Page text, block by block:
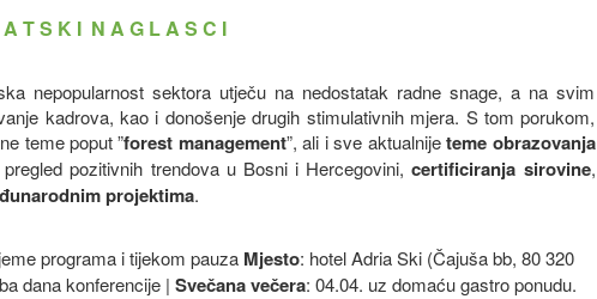
A T S K I N A G L A S C I
nepopularnost sektora utječu na nedostatak radne snage, a na svim
kadrova, kao i donošenje drugih stimulativnih mjera. S tom porukom,
teme poput ”forest management”, ali i sve aktualnijeteme obrazovanja
pozitivnih trendova u Bosni i Hercegovini,certificiranja sirovine,
projektima.
programa i tijekom pauza Mjesto: hotel Adria Ski (Čajuša bb, 80 320
dana konferencije |Svečana večera: 04.04. uz domaću gastro ponudu.